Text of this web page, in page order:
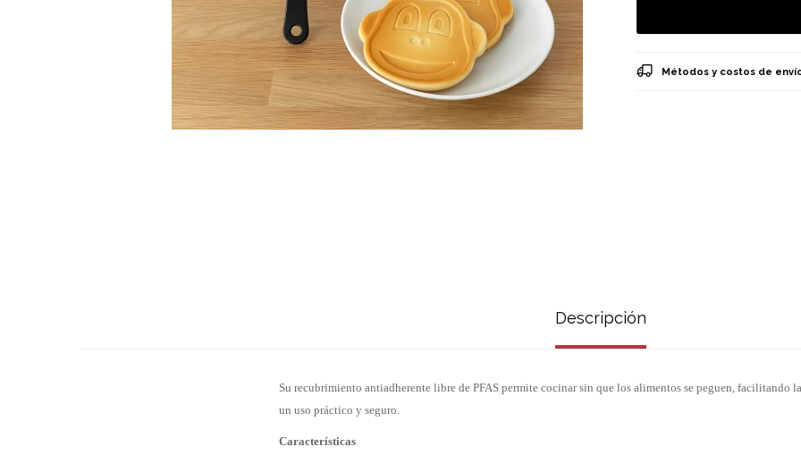
Métodos y costos de
Descripción
Su recubrimiento antiadherente libre de PFAS permite cocinar sin que los alimentos se peguen, facilitando
un uso práctico y seguro.
Características